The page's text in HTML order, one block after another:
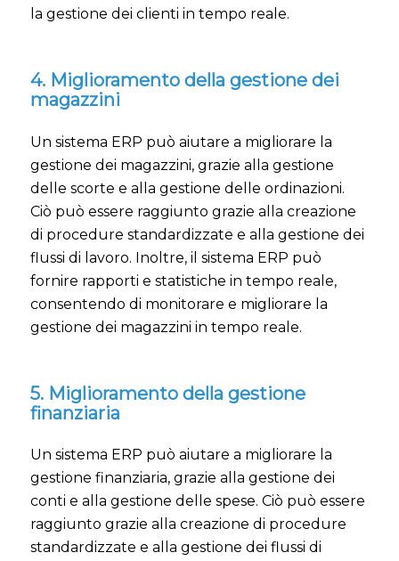
la gestione dei clienti in tempo reale.
4. Miglioramento della gestione dei
magazzini
Un sistema ERP può aiutare a migliorare la
gestione dei magazzini, grazie alla gestione
delle scorte e alla gestione delle ordinazioni.
Ciò può essere raggiunto grazie alla creazione
di procedure standardizzate e alla gestione dei
flussi di lavoro. Inoltre, il sistema ERP può
fornire rapporti e statistiche in tempo reale,
consentendo di monitorare e migliorare la
gestione dei magazzini in tempo reale.
5. Miglioramento della gestione
finanziaria
Un sistema ERP può aiutare a migliorare la
gestione finanziaria, grazie alla gestione dei
conti e alla gestione delle spese. Ciò può essere
raggiunto grazie alla creazione di procedure
standardizzate e alla gestione dei flussi di